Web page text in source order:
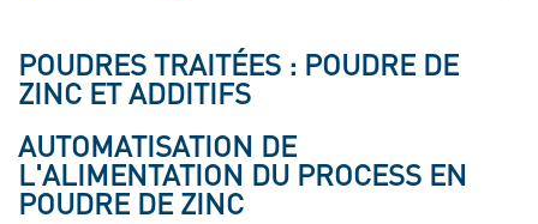
POUDRES TRAITÉES : POUDRE DE
ZINC ET ADDITIFS
AUTOMATISATION DE
L'ALIMENTATION DU PROCESS EN
POUDRE DE ZINC